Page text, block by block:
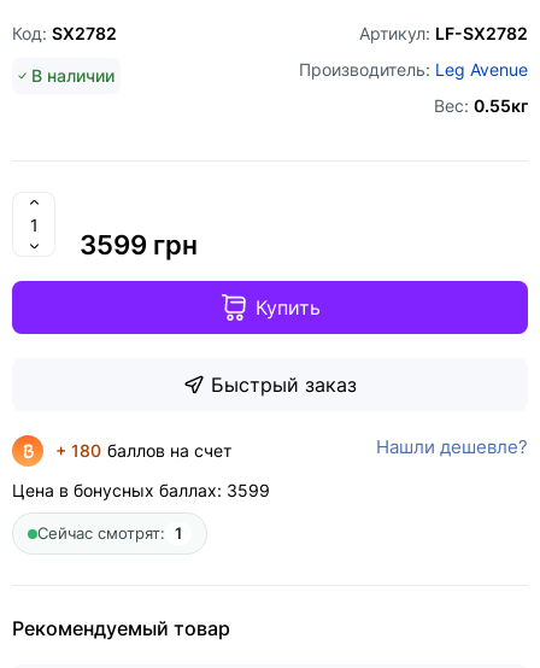
Код: SX2782 Артикул: LF-SX2782
Производитель: Leg Avenue
В наличии
Вес: 0.55кг
3599 грн
Купить
Быстрый заказ
+ 180 баллов на счет Нашли дешевле?
Цена в бонусных баллах: 3599
Сейчас смотрят: 1
Рекомендуемый товар